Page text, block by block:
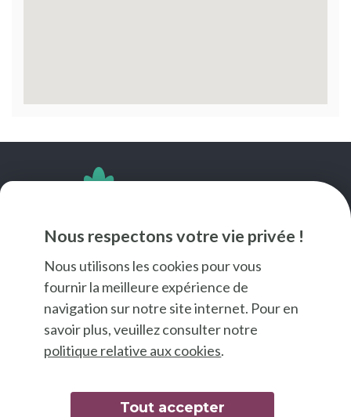
Nous respectons votre vie privée !
Nous utilisons les cookies pour vous
fournir la meilleure expérience de
navigation sur notre site internet. Pour en
savoir plus, veuillez consulter notre
politique relative aux cookies.
Tout accepter